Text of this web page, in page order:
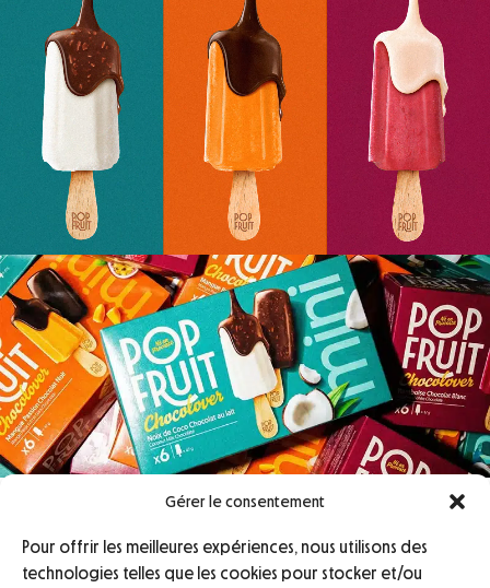
Gérer le consentement
Pour offrir les meilleures expériences, nous utilisons des
technologies telles que les cookies pour stocker et/ou